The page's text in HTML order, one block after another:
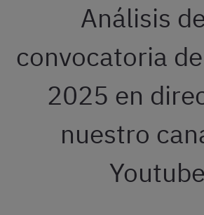
Análisis
convocatoria
2025 en
nuestro
Youtube